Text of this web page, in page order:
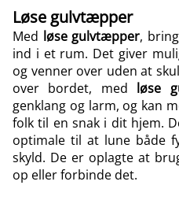
Løse gulvtæpper
Med løse gulvtæpper,
ind i et rum. Det giver
og venner over uden at
over bordet, med løse
genklang og larm, og kan
folk til en snak i dit hjem.
optimale til at lune både
skyld. De er oplagte at
op eller forbinde det.